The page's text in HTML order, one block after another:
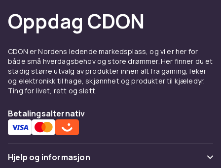
Oppdag CDON
CDON er Nordens ledende markedsplass, og vi er her for
både små hverdagsbehov og store drømmer. Her finner du et
stadig større utvalg av produkter innen alt fra gaming, leker
og elektronikk til hage, skjønnhet og produkter til kjæledyr.
Ting for livet, rett og slett.
Betalingsalternativ
Hjelp og informasjon